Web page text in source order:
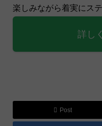
楽しみながら着実にス
詳し
Post